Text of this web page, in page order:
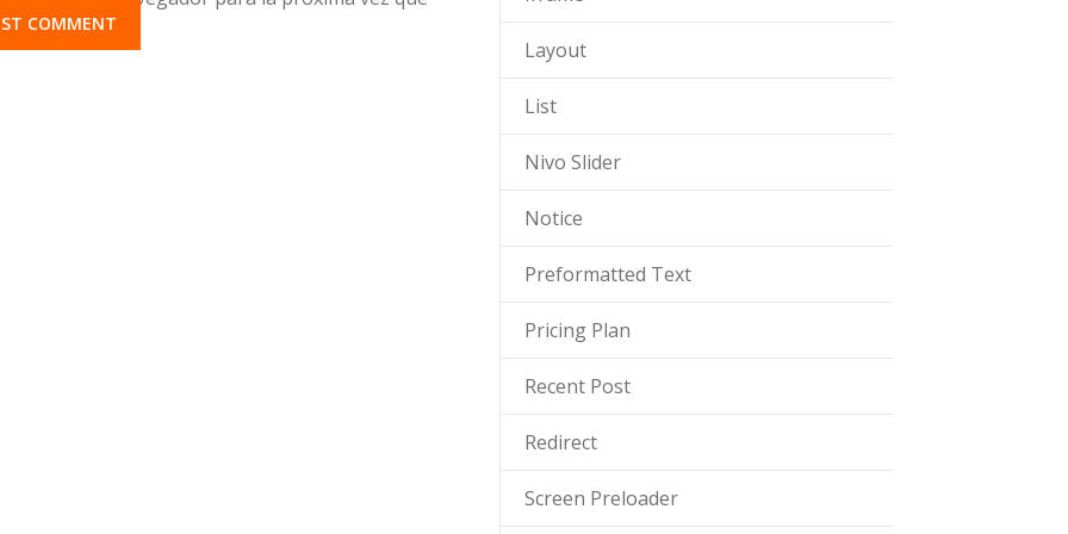
Layout
List
Nivo Slider
Notice
Preformatted Text
Pricing Plan
Recent Post
Redirect
Screen Preloader